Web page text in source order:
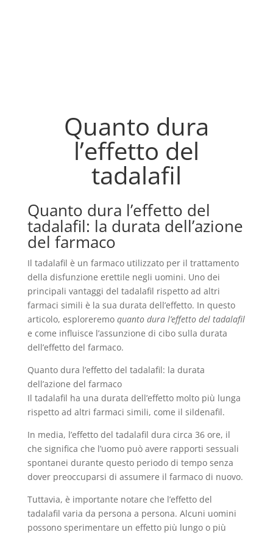
Quanto dura
l’effetto del
tadalafil
Quanto dura l’effetto del
tadalafil: la durata dell’azione
del farmaco
Il tadalafil è un farmaco utilizzato per il trattamento
della disfunzione erettile negli uomini. Uno dei
principali vantaggi del tadalafil rispetto ad altri
farmaci simili è la sua durata dell’effetto. In questo
articolo, esploreremo quanto dura l’effetto del tadalafil
e come influisce l’assunzione di cibo sulla durata
dell’effetto del farmaco.
Quanto dura l’effetto del tadalafil: la durata
dell’azione del farmaco
Il tadalafil ha una durata dell’effetto molto più lunga
rispetto ad altri farmaci simili, come il sildenafil.
In media, l’effetto del tadalafil dura circa 36 ore, il
che significa che l’uomo può avere rapporti sessuali
spontanei durante questo periodo di tempo senza
dover preoccuparsi di assumere il farmaco di nuovo.
Tuttavia, è importante notare che l’effetto del
tadalafil varia da persona a persona. Alcuni uomini
possono sperimentare un effetto più lungo o più